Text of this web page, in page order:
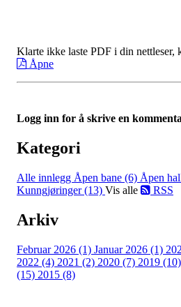
Klarte ikke laste PDF i din nettleser,
Åpne
Logg inn for å skrive en
Kategori
Alle innlegg Åpen bane (6) Åpen
Kunngjøringer (13) Vis alle RSS
Arkiv
Februar 2026 (1) Januar 2026 (1)
2022 (4) 2021 (2) 2020 (7) 2019 (10)
(15) 2015 (8)